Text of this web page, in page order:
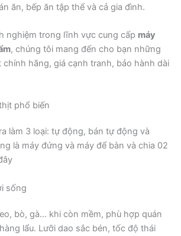
ăn, bếp ăn tập thể và cả gia đình.
nghiệm trong lĩnh vực cung cấp máy
, chúng tôi mang đến cho bạn những
hãng, giá cạnh tranh, bảo hành dài
phổ biến
làm 3 loại: tự động, bán tự động và
là máy đứng và máy để bàn và chia 02
sống
bò, gà… khi còn mềm, phù hợp quán
lẩu. Lưỡi dao sắc bén, tốc độ thái